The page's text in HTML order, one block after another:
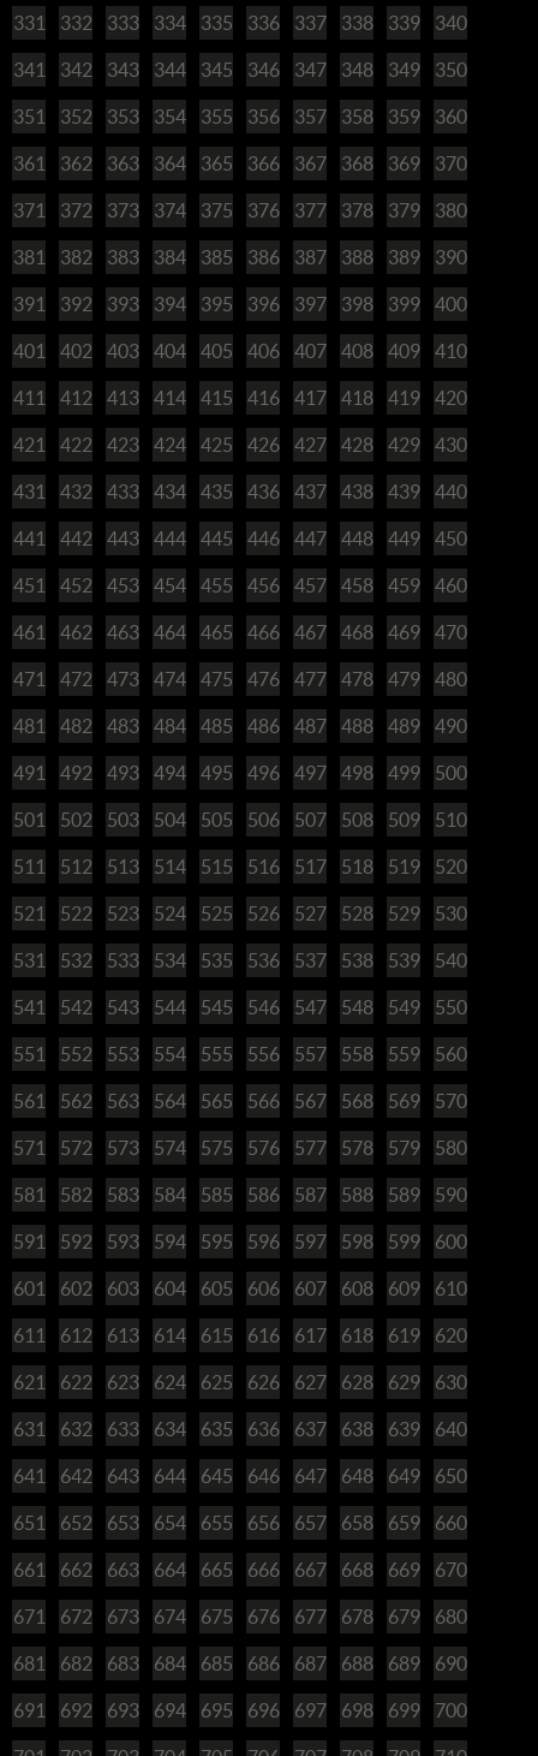
331 332 333 334 335 336 337 338 339 340
341 342 343 344 345 346 347 348 349 350
351 352 353 354 355 356 357 358 359 360
361 362 363 364 365 366 367 368 369 370
371 372 373 374 375 376 377 378 379 380
381 382 383 384 385 386 387 388 389 390
391 392 393 394 395 396 397 398 399 400
401 402 403 404 405 406 407 408 409 410
411 412 413 414 415 416 417 418 419 420
421 422 423 424 425 426 427 428 429 430
431 432 433 434 435 436 437 438 439 440
441 442 443 444 445 446 447 448 449 450
451 452 453 454 455 456 457 458 459 460
461 462 463 464 465 466 467 468 469 470
471 472 473 474 475 476 477 478 479 480
481 482 483 484 485 486 487 488 489 490
491 492 493 494 495 496 497 498 499 500
501 502 503 504 505 506 507 508 509 510
511 512 513 514 515 516 517 518 519 520
521 522 523 524 525 526 527 528 529 530
531 532 533 534 535 536 537 538 539 540
541 542 543 544 545 546 547 548 549 550
551 552 553 554 555 556 557 558 559 560
561 562 563 564 565 566 567 568 569 570
571 572 573 574 575 576 577 578 579 580
581 582 583 584 585 586 587 588 589 590
591 592 593 594 595 596 597 598 599 600
601 602 603 604 605 606 607 608 609 610
611 612 613 614 615 616 617 618 619 620
621 622 623 624 625 626 627 628 629 630
631 632 633 634 635 636 637 638 639 640
641 642 643 644 645 646 647 648 649 650
651 652 653 654 655 656 657 658 659 660
661 662 663 664 665 666 667 668 669 670
671 672 673 674 675 676 677 678 679 680
681 682 683 684 685 686 687 688 689 690
691 692 693 694 695 696 697 698 699 700